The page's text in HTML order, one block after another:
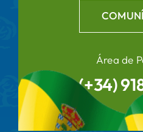
Área de
(+34)